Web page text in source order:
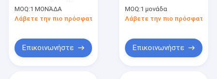
μόλυβδο 190H52 -
όξινη μπαταρία
MOQ:1 ΜΟΝΆΔΑ
Λάβετε την πιο πρόσφατη τιμή
Επικοινωνήστε
κεκλιμένων ραμπών
μεταφοράς
MOQ:1 μονάδα
Λάβετε την πιο πρόσφατη
Επικοινωνήστε